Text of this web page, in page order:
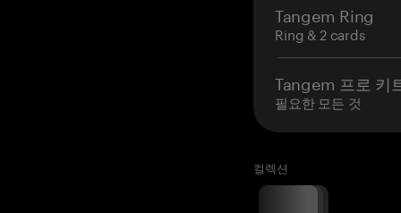
Tangem Ring
Ring & 2 cards
Tangem 프로 키
필요한 모든 것
컬렉션